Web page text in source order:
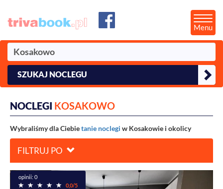
Menu
SZUKAJ NOCLEGU
NOCLEGI KOSAKOWO
Wybraliśmy dla Ciebietanie noclegi w Kosakowie i okolicy
FILTRUJ PO
opinii: 0
0,0/5